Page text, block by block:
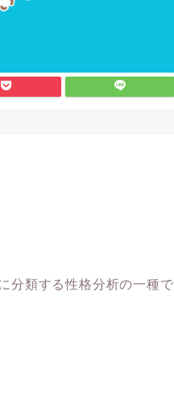
分類する性格分析の一種で